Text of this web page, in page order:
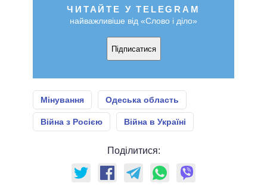
ЧИТАЙТЕ У TELEGRAM
найважливіше від «Слово і діло»
Підписатися
Мінування Одеська область
Війна з Росією Війна в Україні
Поділитися: